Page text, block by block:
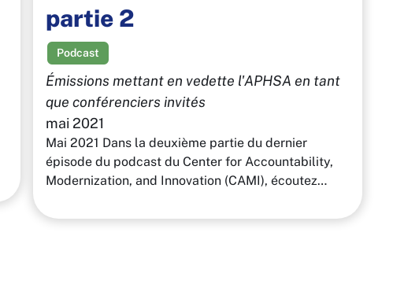
partie 2
Podcast
Émissions mettant en vedette l'APHSA en tant
que conférenciers invités
mai 2021
Mai 2021 Dans la deuxième partie du dernier
épisode du podcast du Center for Accountability,
Modernization, and Innovation (CAMI), écoutez…